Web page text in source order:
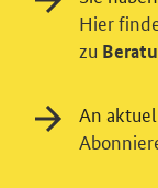
Hier
zu
An